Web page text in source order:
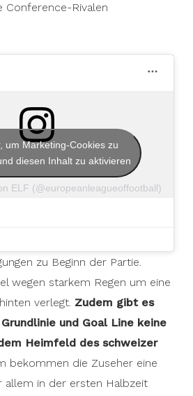
Conference-Rivalen
ELF (@europeanleagueoffootball)
um Marketing-Cookies zu
diesen Inhalt zu aktivieren
zu Beginn der Partie.
wegen starkem Regen um eine
verlegt. Zudem gibt es
und Goal Line keine
Heimfeld des schweizer
bekommen die Zuseher eine
allem in der ersten Halbzeit